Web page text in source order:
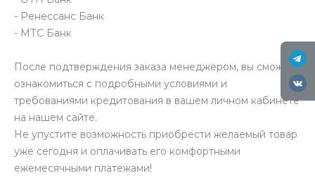
- Ренессанс Банк
- МТС Банк
После подтверждения заказа менеджером, вы сможете
ознакомиться с подробными условиями и
требованиями кредитования в вашем личном кабинете
на нашем сайте.
Не упустите возможность приобрести желаемый товар
уже сегодня и оплачивать его комфортными
ежемесячными платежами!